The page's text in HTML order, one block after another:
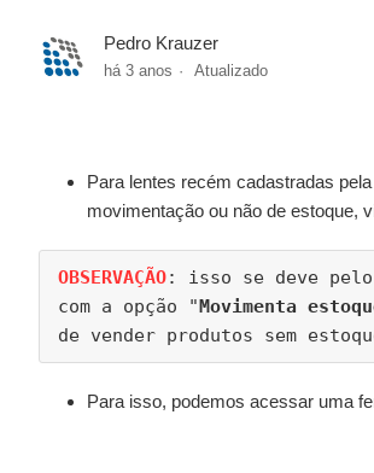
Pedro Krauzer
há 3 anos Atualizado
Para lentes recém cadastradas pela
movimentação ou não de estoque,
OBSERVAÇÃO: isso se deve
com a opção " Movimenta
de vender produtos sem
Para isso, podemos acessar uma